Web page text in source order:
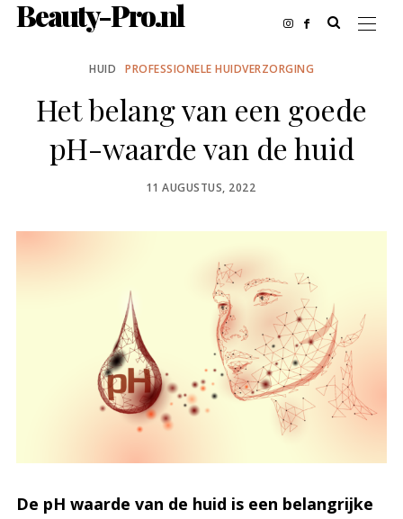
Beauty-Pro.nl
HUID PROFESSIONELE HUIDVERZORGING
Het belang van een goede
pH-waarde van de huid
POSTED
11 AUGUSTUS, 2022
De pH waarde van de huid is een belangrijke